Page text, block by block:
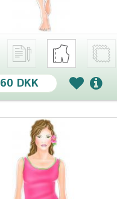
60 DKK